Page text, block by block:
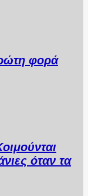
φορά
όταν τα